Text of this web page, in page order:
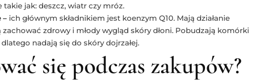
jak: deszcz, wiatr czy mróz.
– ich głównym składnikiem jest koenzym Q10. Mają działanie
zdrowy i młody wygląd skóry dłoni. Pobudzają komórki
nadają się do skóry dojrzałej.
się podczas zakupów?